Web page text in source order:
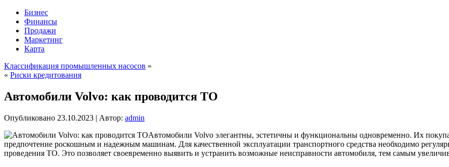
Бизнес
Финансы
Продажи
Маркетинг
Карта
Классификация промышленных насосов »
« Риски кредитования
Автомобили Volvo: как проводится ТО
Опубликовано 23.10.2023 | Автор: admin
Автомобили Volvo элегантны, эстетичны и функциональны одновременно. Их
предпочтение роскошным и надежным машинам. Для качественной эксплуатации транспортного средства необходимо
проведения ТО. Это позволяет своевременно выявить и устранить возможные неисправности автомобиля, тем самым